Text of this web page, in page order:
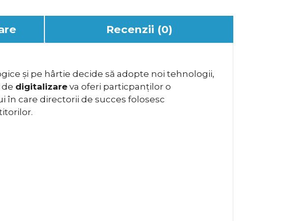
Recenzii (0)
și pe hârtie decide să adopte noi tehnologii,
digitalizare va oferi particpanților o
în care directorii de succes folosesc